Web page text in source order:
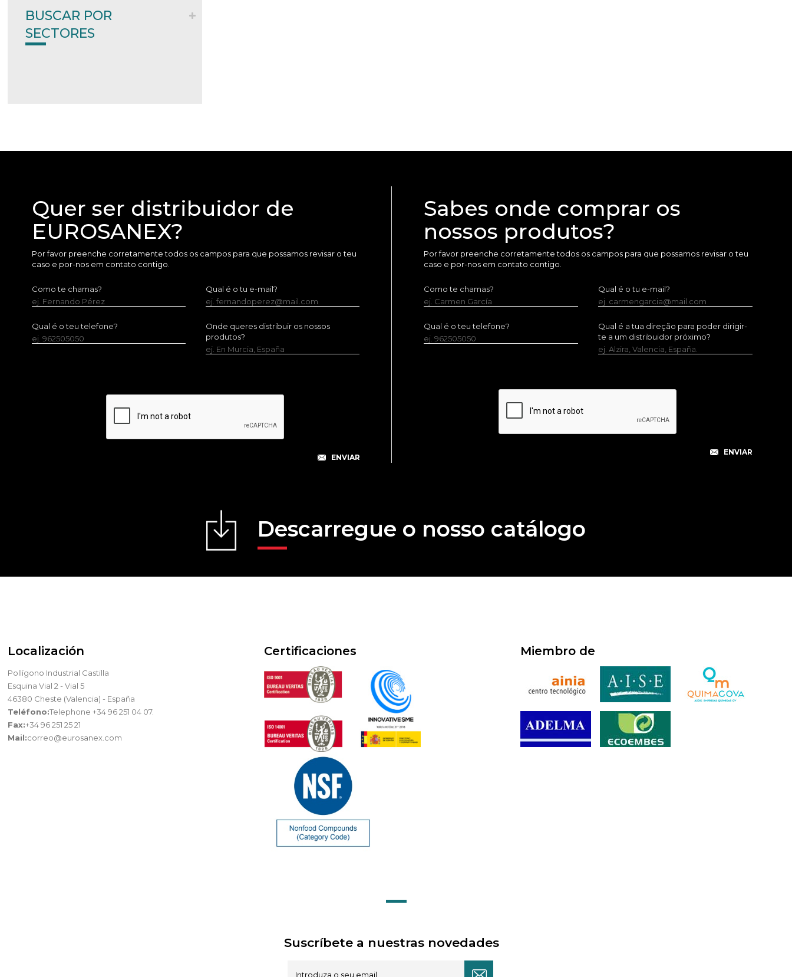
BUSCAR POR
SECTORES
Quer ser distribuidor de
EUROSANEX?
Por favor preenche corretamente todos os campos para que possamos revisar o teu
caso e por-nos em contato contigo.
Como te chamas?
ej. Fernando Pérez
Qual é o tu e-mail?
ej. fernandoperez@mail.com
Qual é o teu telefone?
ej. 962505050
Onde queres distribuir os nossos
produtos?
ej. En Murcia, España
Sabes onde comprar os
nossos produtos?
Por favor preenche corretamente todos os campos para que possamos revisar o teu
caso e por-nos em contato contigo.
Como te chamas?
ej. Carmen García
Qual é o tu e-mail?
ej. carmengarcia@mail.com
Qual é o teu telefone?
ej. 962505050
Qual é a tua direção para poder dirigir-
te a um distribuidor próximo?
ej. Alzira, Valencia, España.
Descarregue o nosso catálogo
Localización
Pollígono Industrial Castilla
Esquina Vial 2 - Vial 5
46380 Cheste (Valencia) - España
Teléfono:Telephone +34 96 251 04 07.
Fax:+34 96 251 25 21
Mail:correo@eurosanex.com
Certificaciones Miembro de
Suscríbete a nuestras novedades